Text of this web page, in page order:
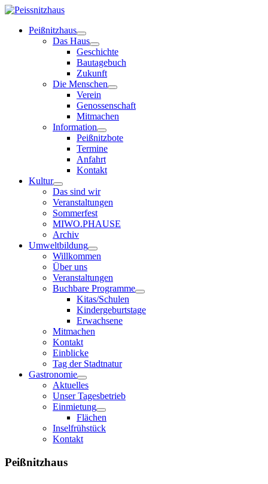
Peißnitzhaus
Das Haus
Geschichte
Bautagebuch
Zukunft
Die Menschen
Verein
Genossenschaft
Mitmachen
Information
Peißnitzbote
Termine
Anfahrt
Kontakt
Kultur
Das sind wir
Veranstaltungen
Sommerfest
MIWO.PHAUSE
Archiv
Umweltbildung
Willkommen
Über uns
Veranstaltungen
Buchbare Programme
Kitas/Schulen
Kindergeburtstage
Erwachsene
Mitmachen
Kontakt
Einblicke
Tag der Stadtnatur
Gastronomie
Aktuelles
Unser Tagesbetrieb
Einmietung
Flächen
Inselfrühstück
Kontakt
Peißnitzhaus